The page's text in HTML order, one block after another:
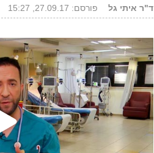
ד"ר איתי גל פורסם: 27.09.17, 15:27